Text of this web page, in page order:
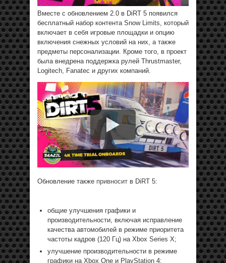
Вместе с обновлением 2.0 в DiRT 5 появился
бесплатный набор контента Snow Limits, который
включает в себя игровые площадки и опцию
включения снежных условий на них, а также
предметы персонализации. Кроме того, в проект
была внедрена поддержка рулей Thrustmaster,
Logitech, Fanatec и других компаний.
Обновление также привносит в DiRT 5:
общие улучшения графики и
производительности, включая исправление
качества автомобилей в режиме приоритета
частоты кадров (120 Гц) на Xbox Series X;
улучшение производительности в режиме
графики на Xbox One и PlayStation 4;